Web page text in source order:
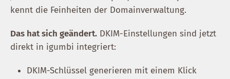
kennt die Feinheiten der Domainverwaltung.
Das hat sich geändert. DKIM-Einstellungen sind jetzt
direkt in igumbi integriert:
DKIM-Schlüssel generieren mit einem Klick